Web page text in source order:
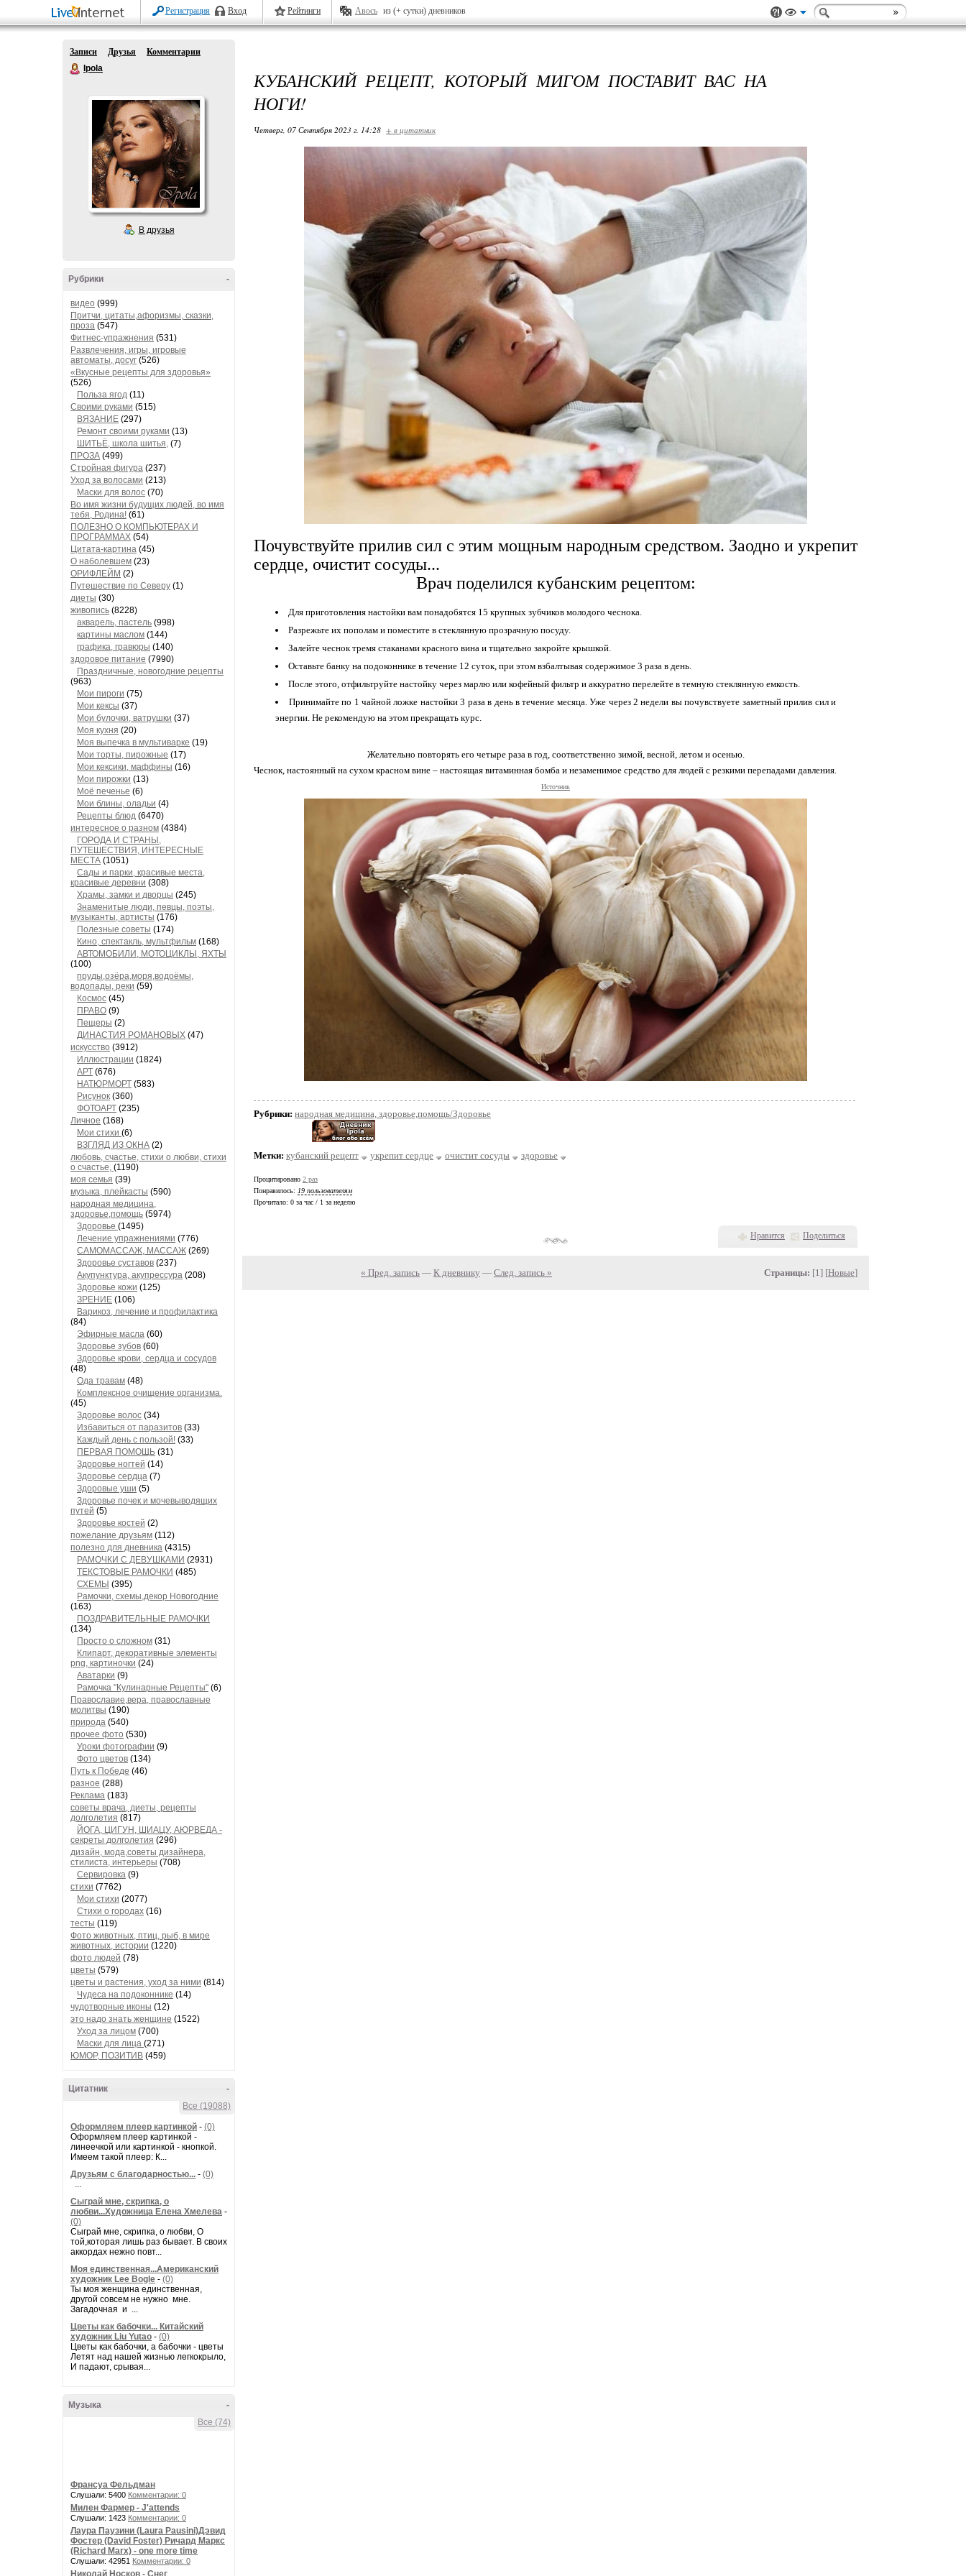
Регистрация Вход Рейтинги Авось из (+ сутки) дневников
Записи Друзья
Комментарии
Ipola
В друзья
-
Рубрики
видео (999)
Притчи, цитаты,афоризмы, сказки,
проза (547)
Фитнес-упражнения (531)
Развлечения, игры, игровые
автоматы, досуг (526)
«Вкусные рецепты для здоровья»
(526)
Польза ягод (11)
Своими руками (515)
ВЯЗАНИЕ (297)
Ремонт своими руками (13)
ШИТЬЁ, школа шитья, (7)
ПРОЗА (499)
Стройная фигура (237)
Уход за волосами (213)
Маски для волос (70)
Во имя жизни будущих людей, во имя
тебя, Родина! (61)
ПОЛЕЗНО О КОМПЬЮТЕРАХ И
ПРОГРАММАХ (54)
Цитата-картина (45)
О наболевшем (23)
ОРИФЛЕЙМ (2)
Путешествие по Северу (1)
диеты (30)
живопись (8228)
акварель, пастель (998)
картины маслом (144)
графика, гравюры (140)
здоровое питание (7990)
Праздничные, новогодние рецепты
(963)
Мои пироги (75)
Мои кексы (37)
Мои булочки, ватрушки (37)
Моя кухня (20)
Моя выпечка в мультиварке (19)
Мои торты, пирожные (17)
Мои кексики, маффины (16)
Мои пирожки (13)
Моё печенье (6)
Мои блины, оладьи (4)
Рецепты блюд (6470)
интересное о разном (4384)
ГОРОДА И СТРАНЫ,
ПУТЕШЕСТВИЯ, ИНТЕРЕСНЫЕ
МЕСТА (1051)
Сады и парки, красивые места,
красивые деревни (308)
Храмы, замки и дворцы (245)
Знаменитые люди, певцы, поэты,
музыканты, артисты (176)
Полезные советы (174)
Кино, спектакль, мультфильм (168)
АВТОМОБИЛИ, МОТОЦИКЛЫ, ЯХТЫ
(100)
пруды,озёра,моря,водоёмы,
водопады, реки (59)
Космос (45)
ПРАВО (9)
Пещеры (2)
ДИНАСТИЯ РОМАНОВЫХ (47)
искусство (3912)
Иллюстрации (1824)
АРТ (676)
НАТЮРМОРТ (583)
Рисунок (360)
ФОТОАРТ (235)
Личное (168)
Мои стихи (6)
ВЗГЛЯД ИЗ ОКНА (2)
любовь, счастье, стихи о любви, стихи
о счастье, (1190)
моя семья (39)
музыка, плейкасты (590)
народная медицина,
здоровье,помощь (5974)
Здоровье (1495)
Лечение упражнениями (776)
САМОМАССАЖ, МАССАЖ (269)
Здоровье суставов (237)
Акупунктура, акупрессура (208)
Здоровье кожи (125)
ЗРЕНИЕ (106)
Варикоз, лечение и профилактика
(84)
Эфирные масла (60)
Здоровье зубов (60)
Здоровье крови, сердца и сосудов
(48)
Ода травам (48)
Комплексное очищение организма.
(45)
Здоровье волос (34)
Избавиться от паразитов (33)
Каждый день с пользой! (33)
ПЕРВАЯ ПОМОЩЬ (31)
Здоровье ногтей (14)
Здоровье сердца (7)
Здоровые уши (5)
Здоровье почек и мочевыводящих
путей (5)
Здоровье костей (2)
пожелание друзьям (112)
полезно для дневника (4315)
РАМОЧКИ С ДЕВУШКАМИ (2931)
ТЕКСТОВЫЕ РАМОЧКИ (485)
СХЕМЫ (395)
Рамочки, схемы,декор Новогодние
(163)
ПОЗДРАВИТЕЛЬНЫЕ РАМОЧКИ
(134)
Просто о сложном (31)
Клипарт, декоративные элементы
png, картиночки (24)
Аватарки (9)
Рамочка "Кулинарные Рецепты" (6)
Православие,вера, православные
молитвы (190)
природа (540)
прочее фото (530)
Уроки фотографии (9)
Фото цветов (134)
Путь к Победе (46)
разное (288)
Реклама (183)
советы врача, диеты, рецепты
долголетия (817)
ЙОГА, ЦИГУН, ШИАЦУ, АЮРВЕДА -
секреты долголетия (296)
дизайн, мода,советы дизайнера,
стилиста, интерьеры (708)
Сервировка (9)
стихи (7762)
Мои стихи (2077)
Стихи о городах (16)
тесты (119)
Фото животных, птиц, рыб, в мире
животных, истории (1220)
фото людей (78)
цветы (579)
цветы и растения, уход за ними (814)
Чудеса на подоконнике (14)
чудотворные иконы (12)
это надо знать женщине (1522)
Уход за лицом (700)
Маски для лица (271)
ЮМОР, ПОЗИТИВ (459)
-
Цитатник
Все (19088)
Оформляем плеер картинкой - (0)
Оформляем плеер картинкой -
линеечкой или картинкой - кнопкой.
Имеем такой плеер: К...
Друзьям с благодарностью... - (0)
...
Сыграй мне, скрипка, о
любви...Художница Елена Хмелева -
(0)
Сыграй мне, скрипка, о любви, О
той,которая лишь раз бывает. В своих
аккордах нежно повт...
Моя единственная...Американский
художник Lee Bogle - (0)
Ты моя женщина единственная,
другой совсем не нужно мне.
Загадочная и ...
Цветы как бабочки... Китайский
художник Liu Yutao - (0)
Цветы как бабочки, а бабочки - цветы
Летят над нашей жизнью легкокрыло,
И падают, срывая...
-
Музыка
Все (74)
Франсуа Фельдман
Слушали: 5400 Комментарии: 0
Милен Фармер - J'attends
Слушали: 1423 Комментарии: 0
Лаура Паузини (Laura Pausini)Дэвид
Фостер (David Foster) Ричард Маркс
(Richard Marx) - one more time
Слушали: 42951 Комментарии: 0
Николай Носков - Снег
КУБАНСКИЙ РЕЦЕПТ, КОТОРЫЙ МИГОМ ПОСТАВИТ ВАС НА
НОГИ!
Четверг, 07 Сентября 2023 г. 14:28 + в цитатник
Почувствуйте прилив сил с этим мощным народным средством. Заодно и укрепит
сердце, очистит сосуды...
Врач поделился кубанским рецептом:
Для приготовления настойки вам понадобятся 15 крупных зубчиков молодого чеснока.
Разрежьте их пополам и поместите в стеклянную прозрачную посуду.
Залейте чеснок тремя стаканами красного вина и тщательно закройте крышкой.
Оставьте банку на подоконнике в течение 12 суток, при этом взбалтывая содержимое 3 раза в день.
После этого, отфильтруйте настойку через марлю или кофейный фильтр и аккуратно перелейте в темную стеклянную емкость.
Принимайте по 1 чайной ложке настойки 3 раза в день в течение месяца. Уже через 2 недели вы почувствуете заметный прилив сил и
энергии. Не рекомендую на этом прекращать курс.
Желательно повторять его четыре раза в год, соответственно зимой, весной, летом и осенью.
Чеснок, настоянный на сухом красном вине – настоящая витаминная бомба и незаменимое средство для людей с резкими перепадами давления.
Источник
Рубрики: народная медицина, здоровье,помощь/Здоровье
Метки: кубанский рецепт укрепит сердце очистит сосуды здоровье
Процитировано 2 раз
Понравилось: 19 пользователям
Прочитало: 0 за час / 1 за неделю
Нравится Поделиться
« Пред. запись — К дневнику — След. запись » Страницы: [1] [Новые]